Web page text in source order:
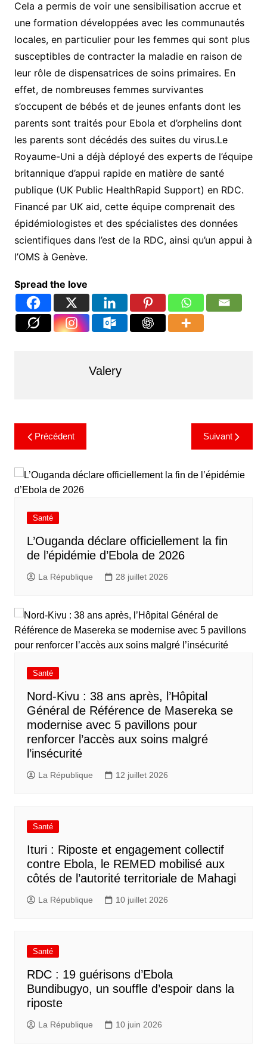
Cela a permis de voir une sensibilisation accrue et
une formation développées avec les communautés
locales, en particulier pour les femmes qui sont plus
susceptibles de contracter la maladie en raison de
leur rôle de dispensatrices de soins primaires. En
effet, de nombreuses femmes survivantes
s’occupent de bébés et de jeunes enfants dont les
parents sont traités pour Ebola et d’orphelins dont
les parents sont décédés des suites du virus.Le
Royaume-Uni a déjà déployé des experts de l’équipe
britannique d’appui rapide en matière de santé
publique (UK Public HealthRapid Support) en RDC.
Financé par UK aid, cette équipe comprenait des
épidémiologistes et des spécialistes des données
scientifiques dans l’est de la RDC, ainsi qu’un appui à
l’OMS à Genève.
Spread the love
Valery
Précédent Suivant
Santé
L’Ouganda déclare officiellement la fin
de l’épidémie d’Ebola de 2026
La République 28 juillet 2026
Santé
Nord-Kivu : 38 ans après, l’Hôpital
Général de Référence de Masereka se
modernise avec 5 pavillons pour
renforcer l’accès aux soins malgré
l’insécurité
La République 12 juillet 2026
Santé
Ituri : Riposte et engagement collectif
contre Ebola, le REMED mobilisé aux
côtés de l’autorité territoriale de Mahagi
La République 10 juillet 2026
Santé
RDC : 19 guérisons d’Ebola
Bundibugyo, un souffle d’espoir dans la
riposte
La République 10 juin 2026